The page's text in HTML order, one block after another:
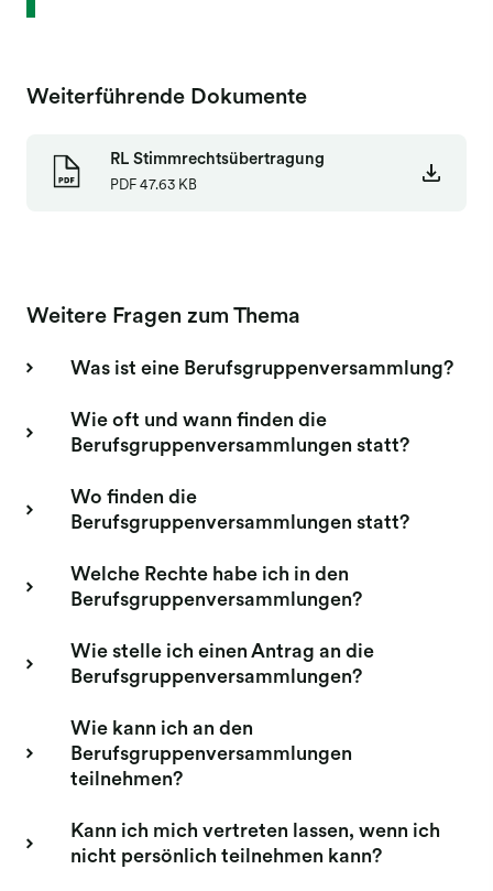
Weiterführende Dokumente
RL Stimmrechtsübertragung
PDF 47.63 KB
Weitere Fragen zum Thema
Was ist eine Berufsgruppenversammlung?
Wie oft und wann finden die
Berufsgruppenversammlungen statt?
Wo finden die
Berufsgruppenversammlungen statt?
Welche Rechte habe ich in den
Berufsgruppenversammlungen?
Wie stelle ich einen Antrag an die
Berufsgruppenversammlungen?
Wie kann ich an den
Berufsgruppenversammlungen
teilnehmen?
Kann ich mich vertreten lassen, wenn ich
nicht persönlich teilnehmen kann?